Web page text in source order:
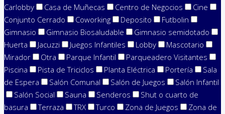
Carlobby
Casa de Muñecas Centro de Negocios
Cine
Conjunto Cerrado
Coworking Deposito
Futbolin
Gimnasio
Gimnasio Biosaludable
Gimnasio semidotado
Huerta
Jacuzzi Juegos Infantiles Lobby
Mascotario
Mirador
Otra Parque Infantil
Parqueadero Visitantes
Piscina
Pista de Triciclos Planta Eléctrica Portería
Sala
de Espera
Salón Comunal Salón de Juegos
Salón Infantil
Salón Social
Sauna Senderos
Shut o cuarto de
basura
Terraza TRX Turco Zona de Juegos
Zona de